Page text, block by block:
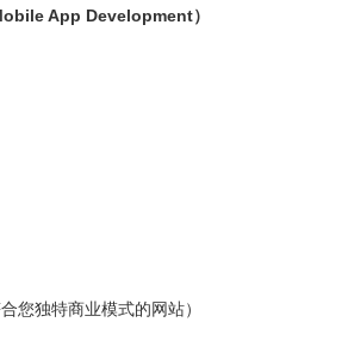
App Development）
您独特商业模式的网站）